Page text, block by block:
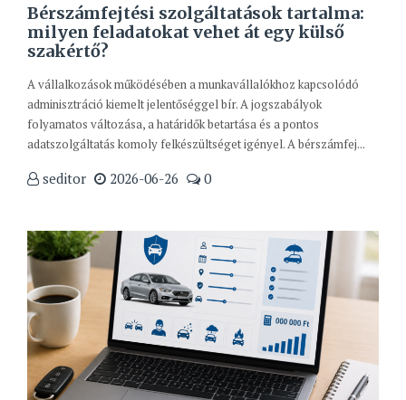
Bérszámfejtési szolgáltatások tartalma:
milyen feladatokat vehet át egy külső
szakértő?
A vállalkozások működésében a munkavállalókhoz kapcsolódó
adminisztráció kiemelt jelentőséggel bír. A jogszabályok
folyamatos változása, a határidők betartása és a pontos
adatszolgáltatás komoly felkészültséget igényel. A bérszámfej...
seditor 2026-06-26 0